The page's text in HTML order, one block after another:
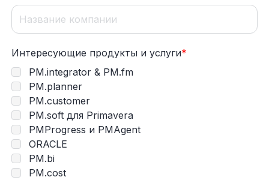
Интересующие продукты и услуги*
PM.integrator & PM.fm
PM.planner
PM.customer
PM.soft для Primavera
PMProgress и PMAgent
ORACLE
PM.bi
PM.cost